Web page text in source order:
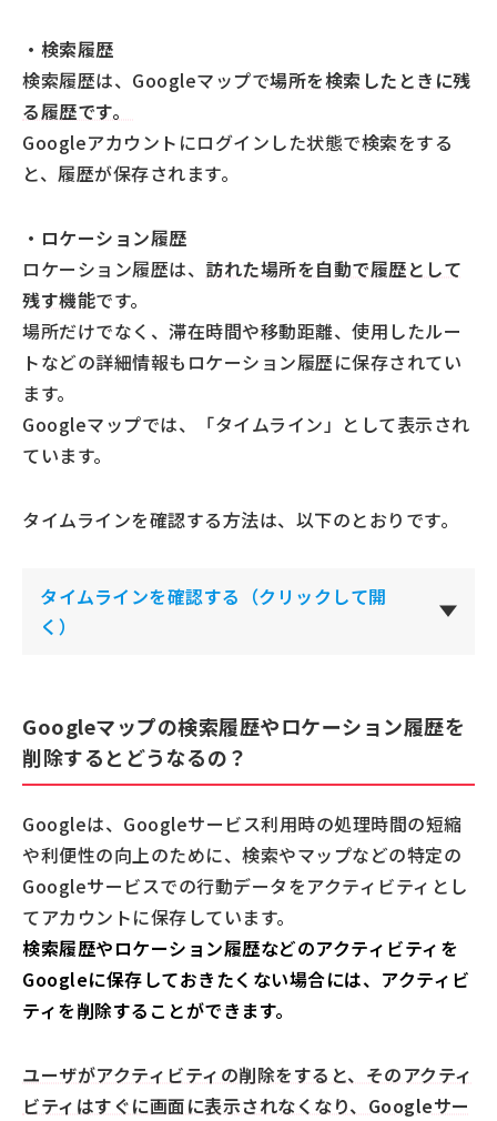
Googleマップの履歴を削除する方法を把握し、自分に
合わせた利用法を見つけよう
・検索履歴
検索履歴は、Googleマップで場所を検索したときに残
る履歴です。
Googleアカウントにログインした状態で検索をする
と、履歴が保存されます。
・ロケーション履歴
ロケーション履歴は、 訪れた場所を自動で履歴として
残す機能です。
場所だけでなく、滞在時間や移動距離、使用したルー
トなどの詳細情報もロケーション履歴に保存されてい
ます。
Googleマップでは、「タイムライン」として表示され
ています。
タイムラインを確認する方法は、以下のとおりです。
タイムラインを確認する（クリックして開
く）
Googleマップの検索履歴やロケーション履歴を
削除するとどうなるの？
Googleは、Googleサービス利用時の処理時間の短縮
や利便性の向上のために、検索やマップなどの特定の
Googleサービスでの行動データをアクティビティとし
てアカウントに保存しています。
検索履歴やロケーション履歴などのアクティビティを
Googleに保存しておきたくない場合には、アクティビ
ティを削除することができます。
ユーザがアクティビティの削除をすると、そのアクティ
ビティはすぐに画面に表示されなくなり、Googleサー